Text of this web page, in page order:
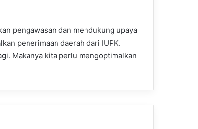
pengawasan dan mendukung upaya
penerimaan daerah dari IUPK.
Makanya kita perlu mengoptimalkan